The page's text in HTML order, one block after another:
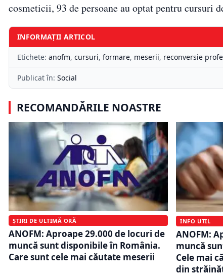
cosmeticii, 93 de persoane au optat pentru
INFORMAȚII ARTICOL
Etichete: anofm, cursuri, formare, meserii, reconversie
Publicat în: Social
RECOMANDĂRILE NOASTRE
ȘTIRI DE ULTIMĂ ORĂ
ANOFM: Aproape 29.000 de locuri de
muncă sunt disponibile în România.
Care sunt cele mai căutate meserii
INFO UTIL
ANOFM:
muncă
Cele mai
din